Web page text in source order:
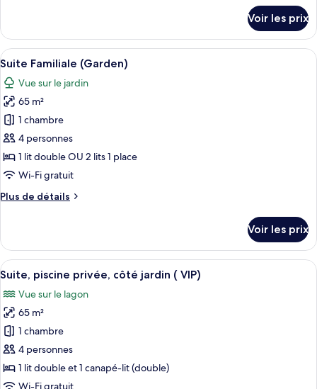
mer
le
type
de
chambre
Chambre
Exécutive,
vue
mer
Voir les prix
Afficher
toutes
les
photos
pour
ce
type
de
chambre :
Suite
Une piscine avec des chaises
8
Suite Familiale (Garden)
Vue sur le jardin
65 m²
1 chambre
4 personnes
1 lit double OU 2 lits 1 place
Wi-Fi gratuit
Plus de détails
Plus
le
type
de
chambre
Suite
Familiale
(Garden)
Voir les prix
Afficher
toutes
les
photos
pour
ce
type
de
Un espace piscine agrémenté de
6
Suite, piscine privée, côté jardin ( VIP)
Vue sur le lagon
65 m²
1 chambre
4 personnes
1 lit double et 1 canapé-lit (double)
Wi-Fi gratuit